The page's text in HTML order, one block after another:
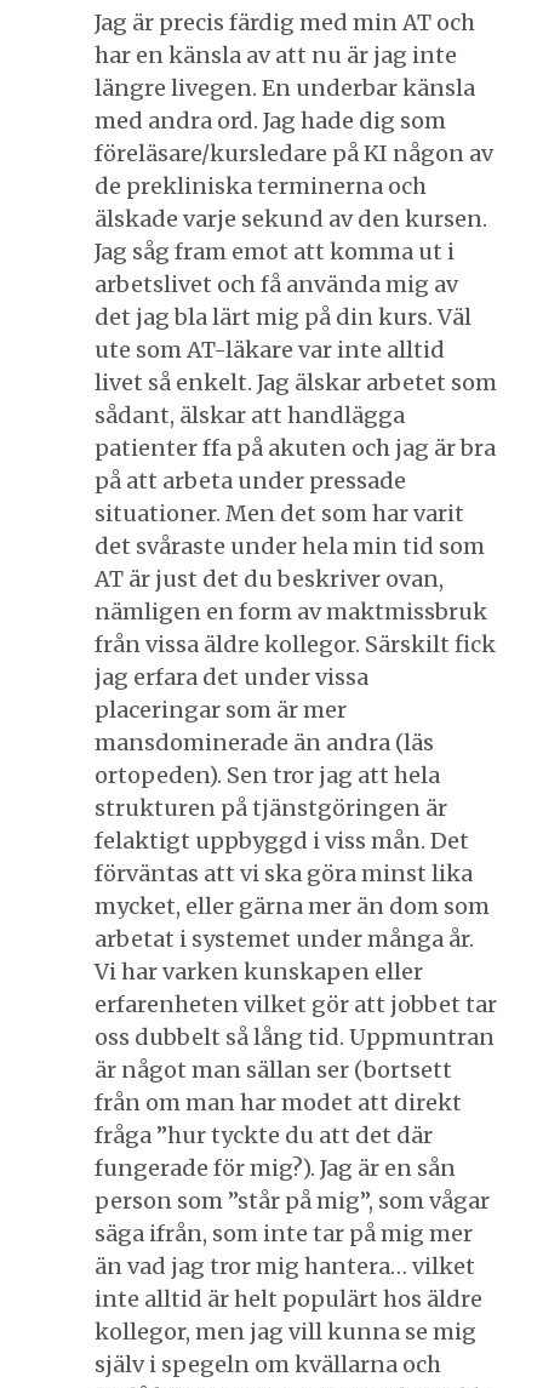
Jag är precis färdig med min AT och
har en känsla av att nu är jag inte
längre livegen. En underbar känsla
med andra ord. Jag hade dig som
föreläsare/kursledare på KI någon av
de prekliniska terminerna och
älskade varje sekund av den kursen.
Jag såg fram emot att komma ut i
arbetslivet och få använda mig av
det jag bla lärt mig på din kurs. Väl
ute som AT-läkare var inte alltid
livet så enkelt. Jag älskar arbetet som
sådant, älskar att handlägga
patienter ffa på akuten och jag är bra
på att arbeta under pressade
situationer. Men det som har varit
det svåraste under hela min tid som
AT är just det du beskriver ovan,
nämligen en form av maktmissbruk
från vissa äldre kollegor. Särskilt fick
jag erfara det under vissa
placeringar som är mer
mansdominerade än andra (läs
ortopeden). Sen tror jag att hela
strukturen på tjänstgöringen är
felaktigt uppbyggd i viss mån. Det
förväntas att vi ska göra minst lika
mycket, eller gärna mer än dom som
arbetat i systemet under många år.
Vi har varken kunskapen eller
erfarenheten vilket gör att jobbet tar
oss dubbelt så lång tid. Uppmuntran
är något man sällan ser (bortsett
från om man har modet att direkt
fråga ”hur tyckte du att det där
fungerade för mig?). Jag är en sån
person som ”står på mig”, som vågar
säga ifrån, som inte tar på mig mer
än vad jag tror mig hantera… vilket
inte alltid är helt populärt hos äldre
kollegor, men jag vill kunna se mig
själv i spegeln om kvällarna och